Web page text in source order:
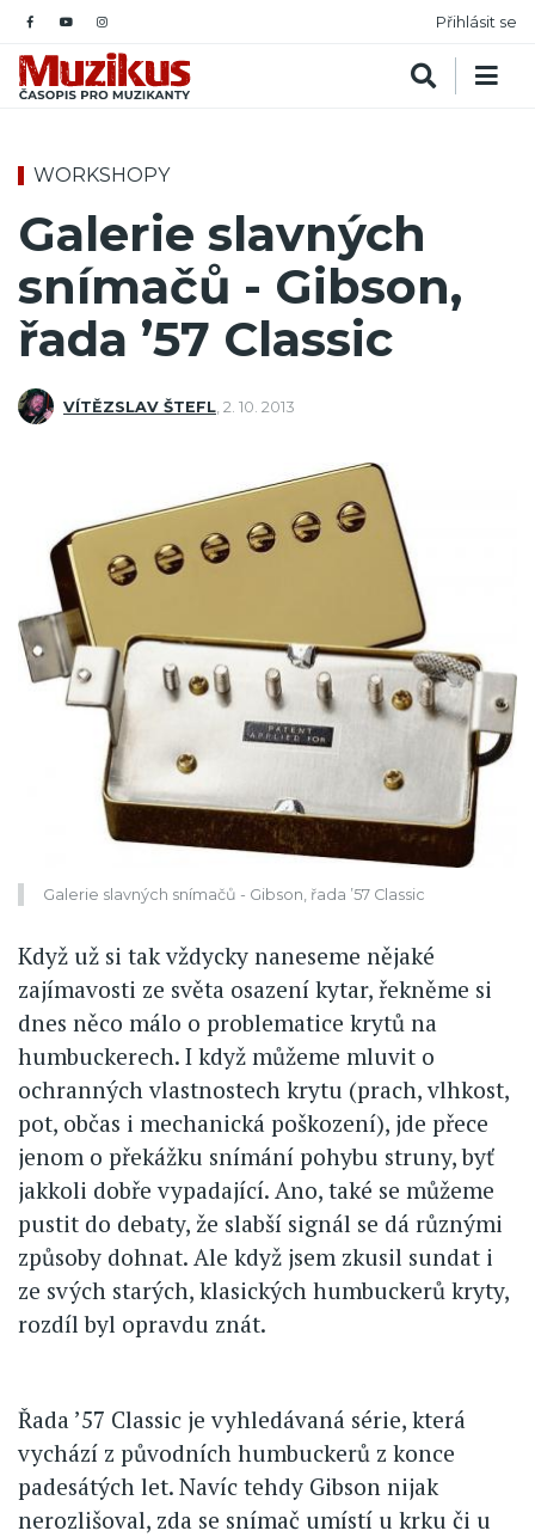
Přihlásit se
WORKSHOPY
Galerie slavných
snímačů - Gibson,
řada ’57 Classic
VÍTĚZSLAV ŠTEFL 2. 10. 2013
Galerie slavných snímačů - Gibson, řada ’57 Classic
Když už si tak vždycky naneseme nějaké
zajímavosti ze světa osazení kytar, řekněme si
dnes něco málo o problematice krytů na
humbuckerech. I když můžeme mluvit o
ochranných vlastnostech krytu (prach, vlhkost,
pot, občas i mechanická poškození), jde přece
jenom o překážku snímání pohybu struny, byť
jakkoli dobře vypadající. Ano, také se můžeme
pustit do debaty, že slabší signál se dá různými
způsoby dohnat. Ale když jsem zkusil sundat i
ze svých starých, klasických humbuckerů kryty,
rozdíl byl opravdu znát.
Řada ’57 Classic je vyhledávaná série, která
vychází z původních humbuckerů z konce
padesátých let. Navíc tehdy Gibson nijak
nerozlišoval, zda se snímač umístí u krku či u